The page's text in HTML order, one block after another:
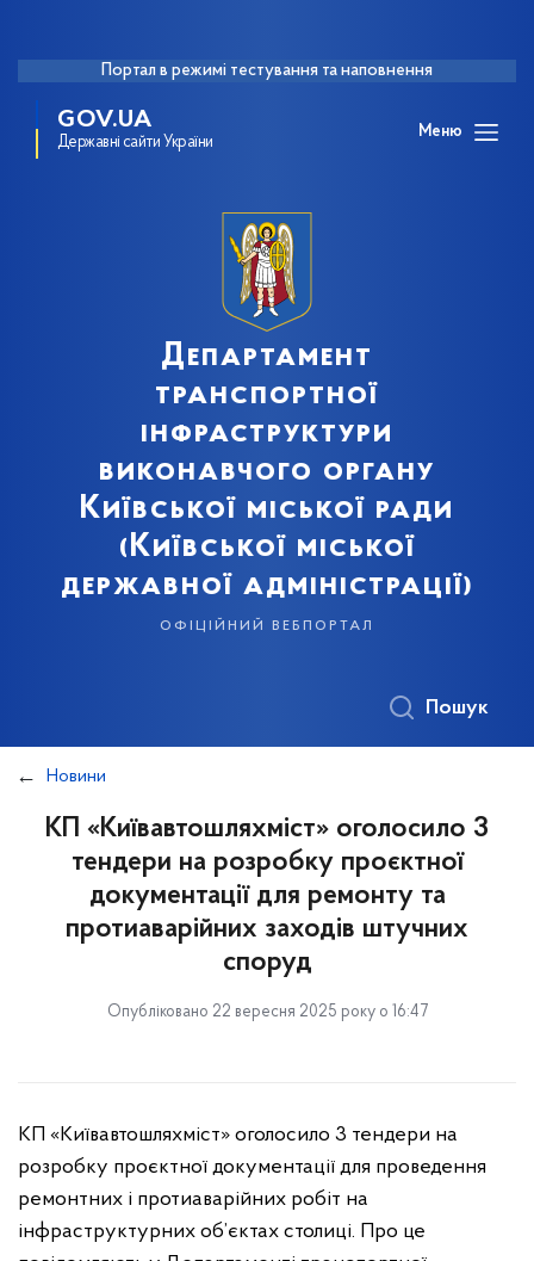
Портал в режимі тестування та наповнення
GOV.UA
Державні сайти України
Меню
Департамент
транспортної
інфраструктури
виконавчого органу
Київської міської ради
(Київської міської
державної адміністрації)
офіційний вебпортал
Пошук
Новини
КП «Київавтошляхміст» оголосило 3
тендери на розробку проєктної
документації для ремонту та
протиаварійних заходів штучних
споруд
Опубліковано 22 вересня 2025 року о 16:47
КП «Київавтошляхміст» оголосило 3 тендери на
розробку проєктної документації для проведення
ремонтних і протиаварійних робіт на
інфраструктурних об’єктах столиці. Про це